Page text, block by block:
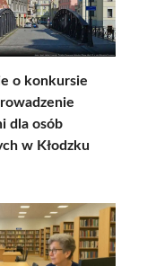
o konkursie
dla osób
w Kłodzku